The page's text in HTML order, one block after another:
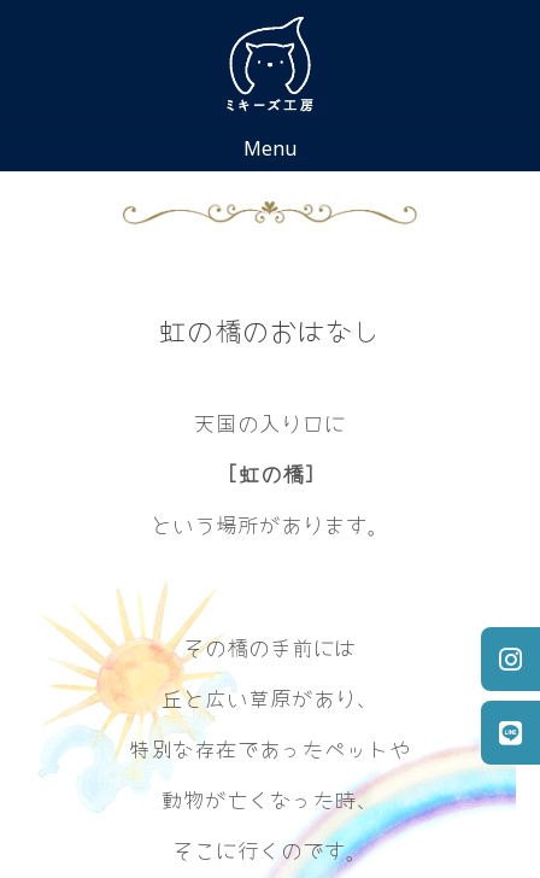
Menu
虹の橋のおはなし
天国の入り口に
[虹の橋]
という場所があります。
その橋の手前には
丘と広い草原があり、
特別な存在であったペットや
動物が亡くなった時、
そこに行くのです。